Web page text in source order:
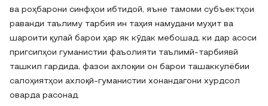
ва роҳбарони синфҳои ибтидоӣ, яъне тамоми субъектҳои
раванди таълиму тарбия ин таҳия намудани муҳит ва
шароити қулай барои ҳар як кӯдак мебошад, ки дар асоси
пригсипҳои гуманистии фаъолияти таълимӣ-тарбиявӣ
ташкил гардида, фазои ахлоқии он барои ташаккулёбии
салоҳиятҳои ахлоқӣ-гуманистии хонандагони хурдсол
оварда расонад.